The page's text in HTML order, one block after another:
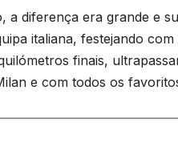
a diferença era grande e
italiana, festejando
finais,
e com todos os